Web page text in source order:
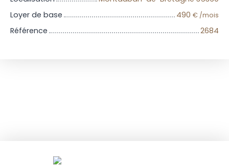
Loyer de base
490 € /mois
Référence 2684